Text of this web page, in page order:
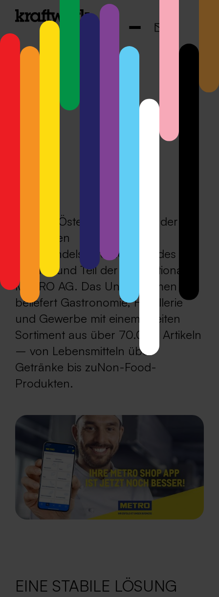
Webshop
METRO Österreich ist eines der
führenden
Großhandelsunternehmen des
Landes und Teil der internationalen
METRO AG. Das Unternehmen
beliefert Gastronomie, Hotellerie
und Gewerbe mit einem breiten
Sortiment aus über 70.000 Artikeln
– von Lebensmitteln über
Getränke bis zuNon-Food-
Produkten.
EINE STABILE LÖSUNG